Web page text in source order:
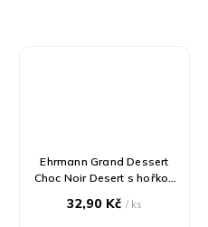
Ehrmann Grand Dessert
Choc Noir Desert s hořkou
32,90 Kč/ ks